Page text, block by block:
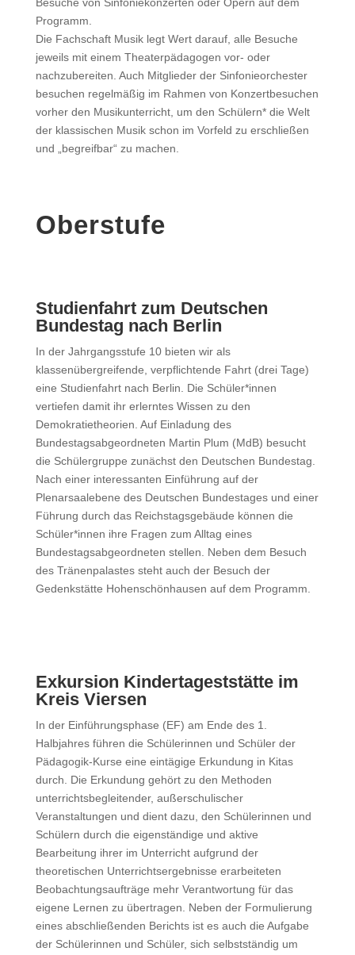
Programm.
Die Fachschaft Musik legt Wert darauf, alle Besuche
jeweils mit einem Theaterpädagogen vor- oder
nachzubereiten. Auch Mitglieder der Sinfonieorchester
besuchen regelmäßig im Rahmen von Konzertbesuchen
vorher den Musikunterricht, um den Schülern* die Welt
der klassischen Musik schon im Vorfeld zu erschließen
und „begreifbar“ zu machen.
Oberstufe
Studienfahrt zum Deutschen
Bundestag nach Berlin
In der Jahrgangsstufe 10 bieten wir als
klassenübergreifende, verpflichtende Fahrt (drei Tage)
eine Studienfahrt nach Berlin. Die Schüler*innen
vertiefen damit ihr erlerntes Wissen zu den
Demokratietheorien. Auf Einladung des
Bundestagsabgeordneten Martin Plum (MdB) besucht
die Schülergruppe zunächst den Deutschen Bundestag.
Nach einer interessanten Einführung auf der
Plenarsaalebene des Deutschen Bundestages und einer
Führung durch das Reichstagsgebäude können die
Schüler*innen ihre Fragen zum Alltag eines
Bundestagsabgeordneten stellen. Neben dem Besuch
des Tränenpalastes steht auch der Besuch der
Gedenkstätte Hohenschönhausen auf dem Programm.
Exkursion Kindertageststätte im
Kreis Viersen
In der Einführungsphase (EF) am Ende des 1.
Halbjahres führen die Schülerinnen und Schüler der
Pädagogik-Kurse eine eintägige Erkundung in Kitas
durch. Die Erkundung gehört zu den Methoden
unterrichtsbegleitender, außerschulischer
Veranstaltungen und dient dazu, den Schülerinnen und
Schülern durch die eigenständige und aktive
Bearbeitung ihrer im Unterricht aufgrund der
theoretischen Unterrichtsergebnisse erarbeiteten
Beobachtungsaufträge mehr Verantwortung für das
eigene Lernen zu übertragen. Neben der Formulierung
eines abschließenden Berichts ist es auch die Aufgabe
der Schülerinnen und Schüler, sich selbstständig um